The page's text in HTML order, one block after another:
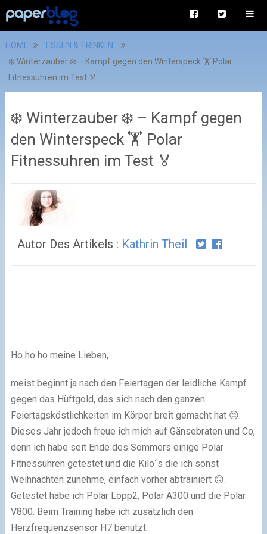
HOME
ESSEN & TRINKEN
❄️ Winterzauber ❄️ – Kampf gegen den Winterspeck 🏋 Polar
Fitnessuhren im Test 🏅
❄️ Winterzauber ❄️ – Kampf gegen
den Winterspeck 🏋 Polar
Fitnessuhren im Test 🏅
Autor Des Artikels : Kathrin Theil
Ho ho ho meine Lieben,
meist beginnt ja nach den Feiertagen der leidliche Kampf
gegen das Hüftgold, das sich nach den ganzen
Feiertagsköstlichkeiten im Körper breit gemacht hat 😣.
Dieses Jahr jedoch freue ich mich auf Gänsebraten und Co,
denn ich habe seit Ende des Sommers einige Polar
Fitnessuhren getestet und die Kilo´s die ich sonst
Weihnachten zunehme, einfach vorher abtrainiert 🙃.
Getestet habe ich Polar Lopp2, Polar A300 und die Polar
V800. Beim Training habe ich zusätzlich den
Herzfrequenzsensor H7 benutzt.